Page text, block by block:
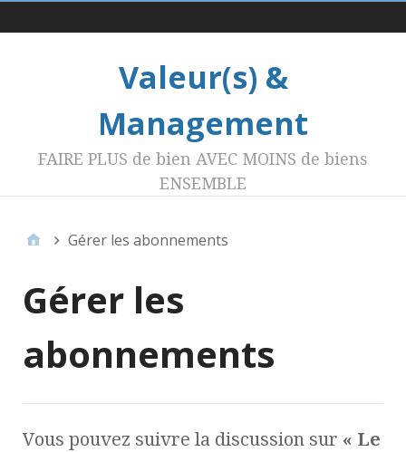
Menu 1
Valeur(s) &
Management
FAIRE PLUS de bien AVEC MOINS de biens
ENSEMBLE
Gérer les abonnements
Gérer les
abonnements
Vous pouvez suivre la discussion sur « Le